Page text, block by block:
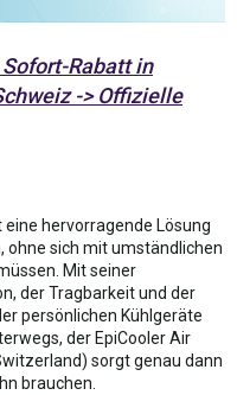
Sofort-Rabatt in
-> Offizielle
eine hervorragende Lösung
ohne sich mit umständlichen
Mit seiner
der Tragbarkeit und der
persönlichen Kühlgeräte
der EpiCooler Air
sorgt genau dann
brauchen.